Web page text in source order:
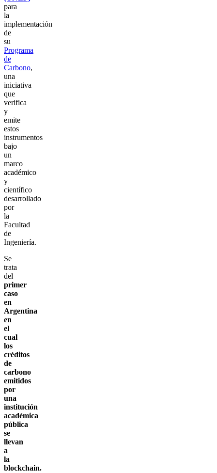
para
la
implementación
de
su
Programa
de
Carbono,
una
iniciativa
que
verifica
y
emite
estos
instrumentos
bajo
un
marco
académico
y
científico
desarrollado
por
la
Facultad
de
Ingeniería.
Se
trata
del
primer
caso
en
Argentina
en
el
cual
los
créditos
de
carbono
emitidos
por
una
institución
académica
pública
se
llevan
a
la
blockchain.